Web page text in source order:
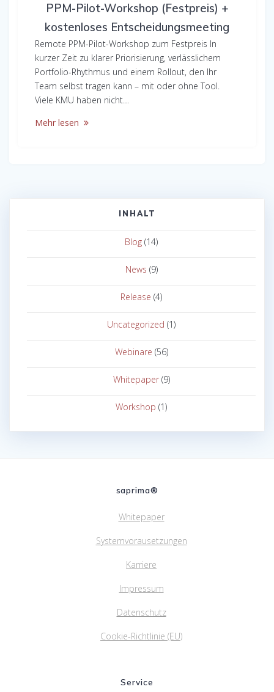
PPM-Pilot-Workshop (Festpreis) +
kostenloses Entscheidungsmeeting
Remote PPM-Pilot-Workshop zum Festpreis In
kurzer Zeit zu klarer Priorisierung, verlässlichem
Portfolio-Rhythmus und einem Rollout, den Ihr
Team selbst tragen kann – mit oder ohne Tool.
Viele KMU haben nicht…
Mehr lesen
INHALT
Blog (14)
News (9)
Release (4)
Uncategorized (1)
Webinare (56)
Whitepaper(9)
Workshop (1)
saprima®
Whitepaper
Systemvorausetzungen
Karriere
Impressum
Datenschutz
Cookie-Richtlinie (EU)
Service